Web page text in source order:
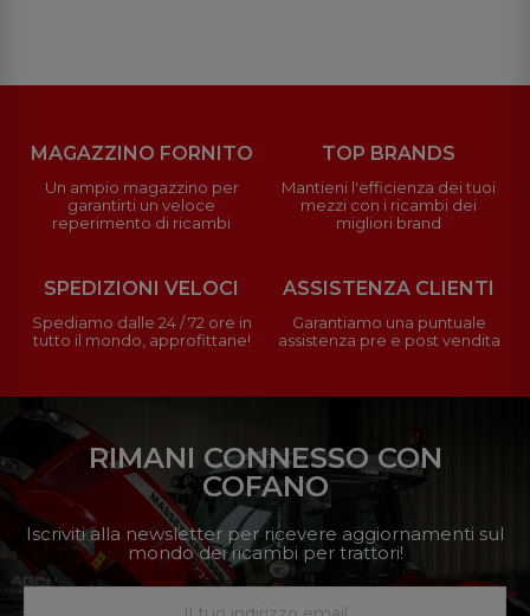
MAGAZZINO FORNITO
Un ampio magazzino per
garantirti un veloce
reperimento di ricambi
TOP BRANDS
Mantieni l'efficienza dei tuoi
mezzi con i ricambi dei
migliori brand
SPEDIZIONI VELOCI
Spediamo dalle 24 / 72 ore in
tutto il mondo, approfittane!
ASSISTENZA CLIENTI
Garantiamo una puntuale
assistenza pre e post vendita
RIMANI CONNESSO CON
COFANO
Iscriviti alla newsletter per ricevere aggiornamenti sul
mondo dei ricambi per trattori!